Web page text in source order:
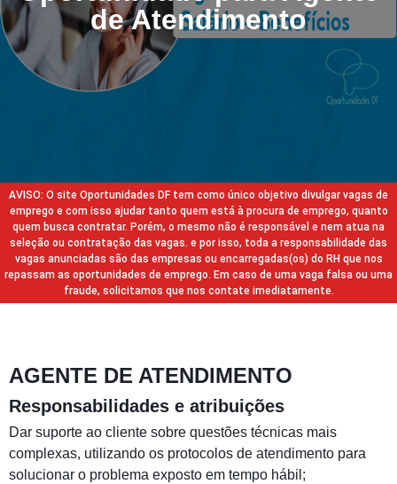
de Atendimento
AVISO: O site Oportunidades DF tem como único objetivo divulgar vagas de
emprego e com isso ajudar tanto quem está à procura de emprego, quanto
quem busca contratar. Porém, o mesmo não é responsável e nem atua na
seleção ou contratação das vagas. e por isso, toda a responsabilidade das
vagas anunciadas são das empresas ou encarregadas(os) do RH que nos
repassam as oportunidades de emprego. Em caso de uma vaga falsa ou uma
fraude, solicitamos que nos contate imediatamente.
AGENTE DE ATENDIMENTO
Responsabilidades e atribuições
Dar suporte ao cliente sobre questões técnicas mais
complexas, utilizando os protocolos de atendimento para
solucionar o problema exposto em tempo hábil;